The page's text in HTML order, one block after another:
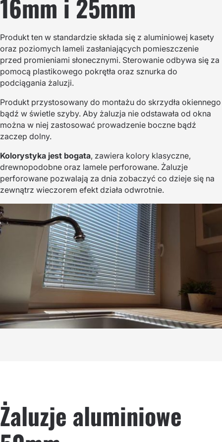
16mm i 25mm
Produkt ten w standardzie składa się z aluminiowej kasety
oraz poziomych lameli zasłaniających pomieszczenie
przed promieniami słonecznymi. Sterowanie odbywa się za
pomocą plastikowego pokrętła oraz sznurka do
podciągania żaluzji.
Produkt przystosowany do montażu do skrzydła okiennego
bądź w świetle szyby. Aby żaluzja nie odstawała od okna
można w niej zastosować prowadzenie boczne bądź
zaczep dolny.
Kolorystyka jest bogata, zawiera kolory klasyczne,
drewnopodobne oraz lamele perforowane. Żaluzje
perforowane pozwalają za dnia zobaczyć co dzieje się na
zewnątrz wieczorem efekt działa odwrotnie.
Żaluzje aluminiowe